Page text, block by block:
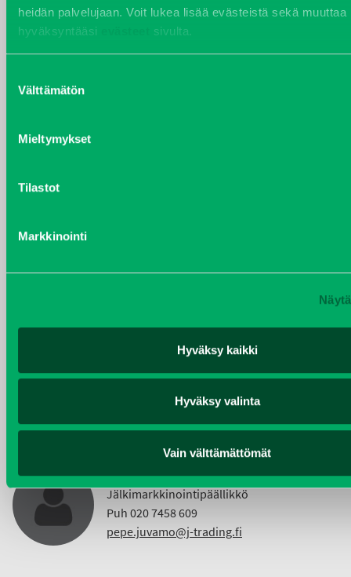
heidän palvelujaan. Voit lukea lisää evästeistä sekä muuttaa
hyväksyntääsi
sivulta.
valinta
Välttämätön
Mieltymykset
Tilastot
Markkinointi
Hyväksy kaikki
Hyväksy valinta
Vain välttämättömät
varaosat@j-trading.fi
Taajama- ja viheralueiden hoitokoneet ja
Vuokrakoneet
Puh 040 4814 189
etunimi.sukunimi@j-trading.fi
PEPE JUVAMO
Jälkimarkkinointipäällikkö
Puh 020 7458 609
pepe.juvamo@j-trading.fi